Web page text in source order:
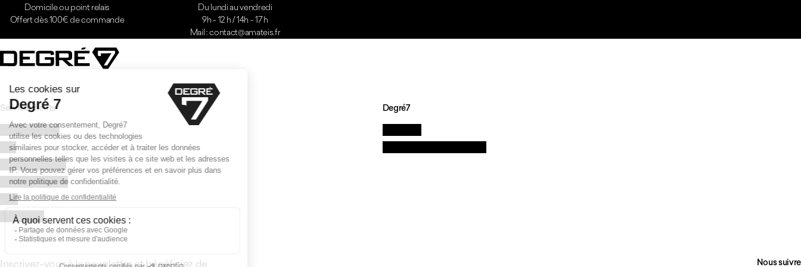
Domicile ou point relais
Offert dès 100€ de commande
Du lundi au vendredi
9h - 12 h / 14h - 17 h
Mail : contact@amateis.fr
Nous suivre
Inscrivez-vous à la newsletter et bénéficiez de
Service clients
Contactez-nous
FAQ
Qualité et garantie
Livraison & retours
CGV
Revendeurs
Degré7